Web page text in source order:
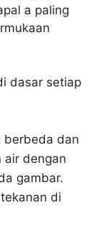
a paling
dasar setiap
berbeda dan
air dengan
gambar.
di